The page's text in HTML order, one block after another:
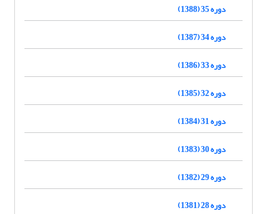
دوره 35 (1388)
دوره 34 (1387)
دوره 33 (1386)
دوره 32 (1385)
دوره 31 (1384)
دوره 30 (1383)
دوره 29 (1382)
دوره 28 (1381)